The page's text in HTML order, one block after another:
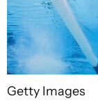
Getty Images